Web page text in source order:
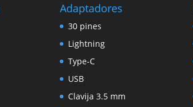
Adaptadores
30 pines
Lightning
Type-C
USB
Clavija 3.5 mm